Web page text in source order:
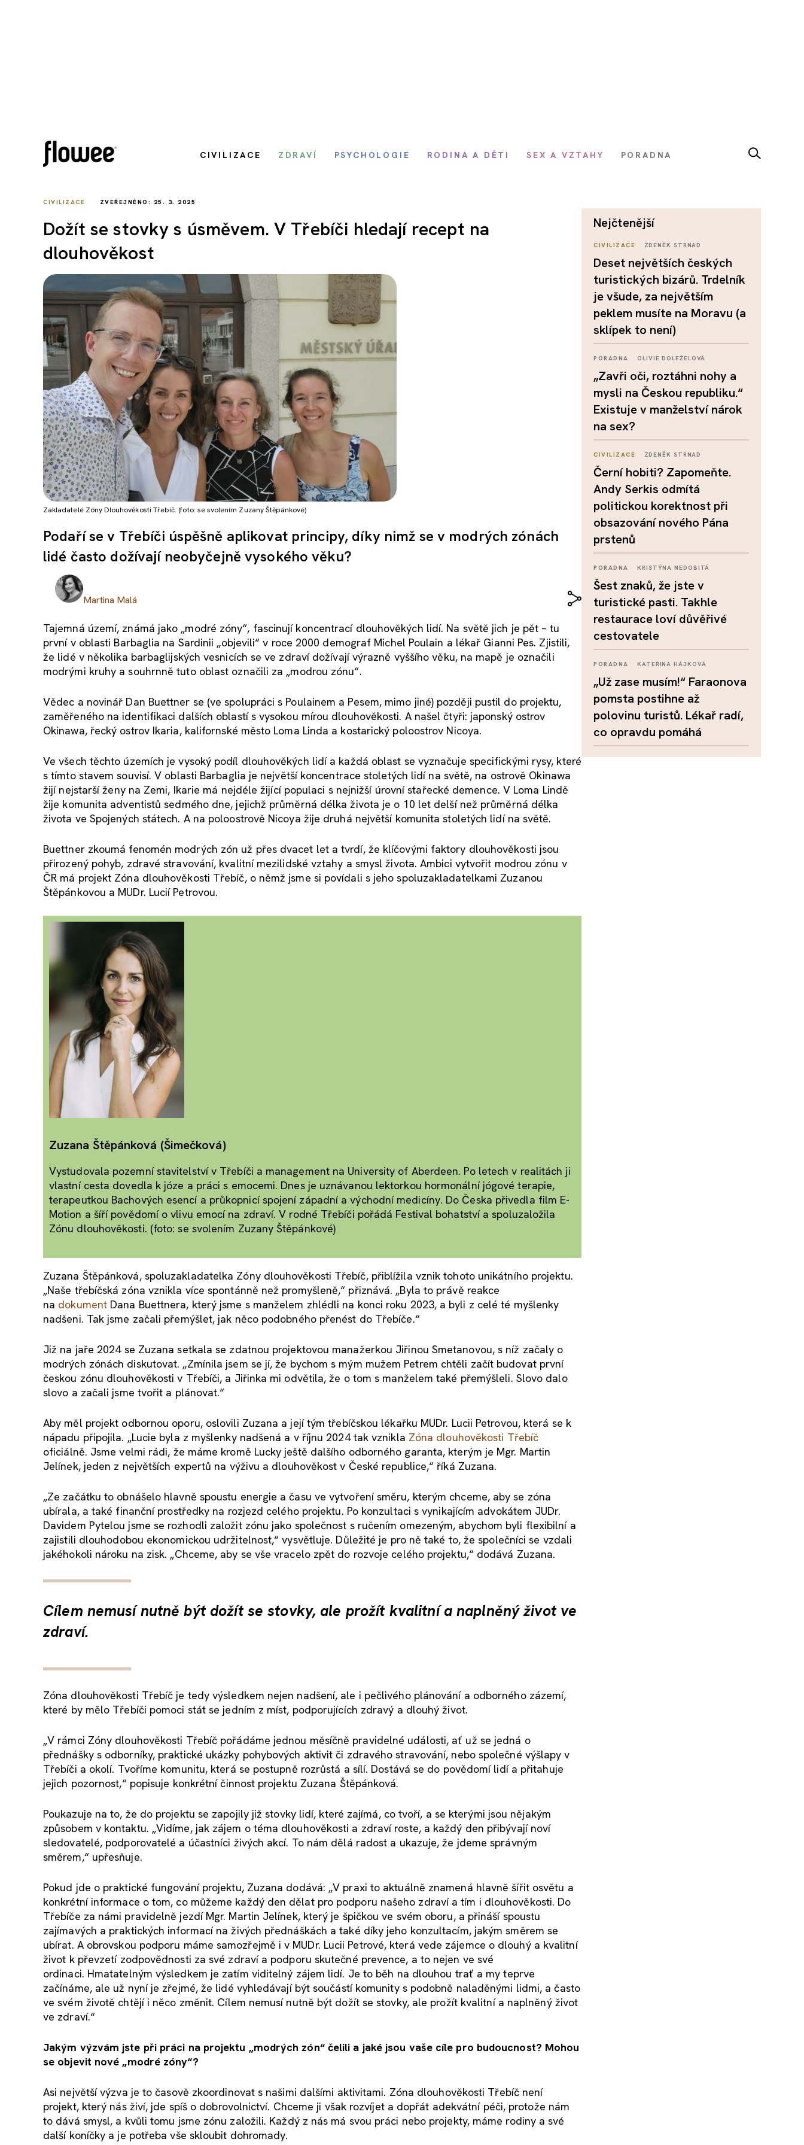
CIVILIZACE ZDRAVÍ PSYCHOLOGIE RODINA A DĚTI SEX A VZTAHY PORADNA
CIVILIZACE ZVEŘEJNĚNO: 25. 3. 2025
Dožít se stovky s úsměvem. V Třebíči hledají recept na
dlouhověkost
Zakladatelé Zóny Dlouhověkosti Třebíč. (foto: se svolením Zuzany Štěpánkové)
Podaří se v Třebíči úspěšně aplikovat principy, díky nimž se v modrých zónách
lidé často dožívají neobyčejně vysokého věku?
Martina Malá
Tajemná území, známá jako „modré zóny“, fascinují koncentrací dlouhověkých lidí. Na světě jich je pět – tu
první v oblasti Barbaglia na Sardinii „objevili“ v roce 2000 demograf Michel Poulain a lékař Gianni Pes. Zjistili,
že lidé v několika barbaglijských vesnicích se ve zdraví dožívají výrazně vyššího věku, na mapě je označili
modrými kruhy a souhrnně tuto oblast označili za „modrou zónu“.
Vědec a novinář Dan Buettner se (ve spolupráci s Poulainem a Pesem, mimo jiné) později pustil do projektu,
zaměřeného na identifikaci dalších oblastí s vysokou mírou dlouhověkosti. A našel čtyři: japonský ostrov
Okinawa, řecký ostrov Ikaria, kalifornské město Loma Linda a kostarický poloostrov Nicoya.
Ve všech těchto územích je vysoký podíl dlouhověkých lidí a každá oblast se vyznačuje specifickými rysy, které
s tímto stavem souvisí. V oblasti Barbaglia je největší koncentrace stoletých lidí na světě, na ostrově Okinawa
žijí nejstarší ženy na Zemi, Ikarie má nejdéle žijící populaci s nejnižší úrovní stařecké demence. V Loma Lindě
žije komunita adventistů sedmého dne, jejichž průměrná délka života je o 10 let delší než průměrná délka
života ve Spojených státech. A na poloostrově Nicoya žije druhá největší komunita stoletých lidí na světě.
Buettner zkoumá fenomén modrých zón už přes dvacet let a tvrdí, že klíčovými faktory dlouhověkosti jsou
přirozený pohyb, zdravé stravování, kvalitní mezilidské vztahy a smysl života. Ambici vytvořit modrou zónu v
ČR má projekt Zóna dlouhověkosti Třebíč, o němž jsme si povídali s jeho spoluzakladatelkami Zuzanou
Štěpánkovou a MUDr. Lucií Petrovou.
Zuzana Štěpánková (Šimečková)
Vystudovala pozemní stavitelství v Třebíči a management na University of Aberdeen. Po letech v realitách ji
vlastní cesta dovedla k józe a práci s emocemi. Dnes je uznávanou lektorkou hormonální jógové terapie,
terapeutkou Bachových esencí a průkopnicí spojení západní a východní medicíny. Do Česka přivedla film E-
Motion a šíří povědomí o vlivu emocí na zdraví. V rodné Třebíči pořádá Festival bohatství a spoluzaložila
Zónu dlouhověkosti. (foto: se svolením Zuzany Štěpánkové)
Zuzana Štěpánková, spoluzakladatelka Zóny dlouhověkosti Třebíč, přiblížila vznik tohoto unikátního projektu.
„Naše třebíčská zóna vznikla více spontánně než promyšleně,“ přiznává. „Byla to právě reakce
na dokument Dana Buettnera, který jsme s manželem zhlédli na konci roku 2023, a byli z celé té myšlenky
nadšeni. Tak jsme začali přemýšlet, jak něco podobného přenést do Třebíče.“
Již na jaře 2024 se Zuzana setkala se zdatnou projektovou manažerkou Jiřinou Smetanovou, s níž začaly o
modrých zónách diskutovat. „Zmínila jsem se jí, že bychom s mým mužem Petrem chtěli začít budovat první
českou zónu dlouhověkosti v Třebíči, a Jiřinka mi odvětila, že o tom s manželem také přemýšleli. Slovo dalo
slovo a začali jsme tvořit a plánovat.“
Aby měl projekt odbornou oporu, oslovili Zuzana a její tým třebíčskou lékařku MUDr. Lucii Petrovou, která se k
nápadu připojila. „Lucie byla z myšlenky nadšená a v říjnu 2024 tak vznikla Zóna dlouhověkosti Třebíč
oficiálně. Jsme velmi rádi, že máme kromě Lucky ještě dalšího odborného garanta, kterým je Mgr. Martin
Jelínek, jeden z největších expertů na výživu a dlouhověkost v České republice,“ říká Zuzana.
„Ze začátku to obnášelo hlavně spoustu energie a času ve vytvoření směru, kterým chceme, aby se zóna
ubírala, a také finanční prostředky na rozjezd celého projektu. Po konzultaci s vynikajícím advokátem JUDr.
Davidem Pytelou jsme se rozhodli založit zónu jako společnost s ručením omezeným, abychom byli flexibilní a
zajistili dlouhodobou ekonomickou udržitelnost,“ vysvětluje. Důležité je pro ně také to, že společníci se vzdali
jakéhokoli nároku na zisk. „Chceme, aby se vše vracelo zpět do rozvoje celého projektu,“ dodává Zuzana.
Cílem nemusí nutně být dožít se stovky, ale prožít kvalitní a naplněný život ve
zdraví.
Zóna dlouhověkosti Třebíč je tedy výsledkem nejen nadšení, ale i pečlivého plánování a odborného zázemí,
které by mělo Třebíči pomoci stát se jedním z míst, podporujících zdravý a dlouhý život.
„V rámci Zóny dlouhověkosti Třebíč pořádáme jednou měsíčně pravidelné události, ať už se jedná o
přednášky s odborníky, praktické ukázky pohybových aktivit či zdravého stravování, nebo společné výšlapy v
Třebíči a okolí. Tvoříme komunitu, která se postupně rozrůstá a sílí. Dostává se do povědomí lidí a přitahuje
jejich pozornost,“ popisuje konkrétní činnost projektu Zuzana Štěpánková.
Poukazuje na to, že do projektu se zapojily již stovky lidí, které zajímá, co tvoří, a se kterými jsou nějakým
způsobem v kontaktu. „Vidíme, jak zájem o téma dlouhověkosti a zdraví roste, a každý den přibývají noví
sledovatelé, podporovatelé a účastníci živých akcí. To nám dělá radost a ukazuje, že jdeme správným
směrem,“ upřesňuje.
Pokud jde o praktické fungování projektu, Zuzana dodává: „V praxi to aktuálně znamená hlavně šířit osvětu a
konkrétní informace o tom, co můžeme každý den dělat pro podporu našeho zdraví a tím i dlouhověkosti. Do
Třebíče za námi pravidelně jezdí Mgr. Martin Jelínek, který je špičkou ve svém oboru, a přináší spoustu
zajímavých a praktických informací na živých přednáškách a také díky jeho konzultacím, jakým směrem se
ubírat. A obrovskou podporu máme samozřejmě i v MUDr. Lucii Petrové, která vede zájemce o dlouhý a kvalitní
život k převzetí zodpovědnosti za své zdraví a podporu skutečné prevence, a to nejen ve své
ordinaci. Hmatatelným výsledkem je zatím viditelný zájem lidí. Je to běh na dlouhou trať a my teprve
začínáme, ale už nyní je zřejmé, že lidé vyhledávají být součástí komunity s podobně naladěnými lidmi, a často
ve svém životě chtějí i něco změnit. Cílem nemusí nutně být dožít se stovky, ale prožít kvalitní a naplněný život
ve zdraví.“
Jakým výzvám jste při práci na projektu „modrých zón“ čelili a jaké jsou vaše cíle pro budoucnost? Mohou
se objevit nové „modré zóny“?
Asi největší výzva je to časově zkoordinovat s našimi dalšími aktivitami. Zóna dlouhověkosti Třebíč není
projekt, který nás živí, jde spíš o dobrovolnictví. Chceme ji však rozvíjet a dopřát adekvátní péči, protože nám
to dává smysl, a kvůli tomu jsme zónu založili. Každý z nás má svou práci nebo projekty, máme rodiny a své
další koníčky a je potřeba vše skloubit dohromady.
nejčtenější
CIVILIZACE ZDENĚK STRNAD
Deset největších českých
turistických bizárů. Trdelník
je všude, za největším
peklem musíte na Moravu (a
sklípek to není)
PORADNA OLIVIE DOLEŽELOVÁ
„Zavři oči, roztáhni nohy a
mysli na Českou republiku.“
Existuje v manželství nárok
na sex?
CIVILIZACE ZDENĚK STRNAD
Černí hobiti? Zapomeňte.
Andy Serkis odmítá
politickou korektnost při
obsazování nového Pána
prstenů
PORADNA KRISTÝNA NEDOBITÁ
Šest znaků, že jste v
turistické pasti. Takhle
restaurace loví důvěřivé
cestovatele
PORADNA KATEŘINA HÁJKOVÁ
„Už zase musím!“ Faraonova
pomsta postihne až
polovinu turistů. Lékař radí,
co opravdu pomáhá